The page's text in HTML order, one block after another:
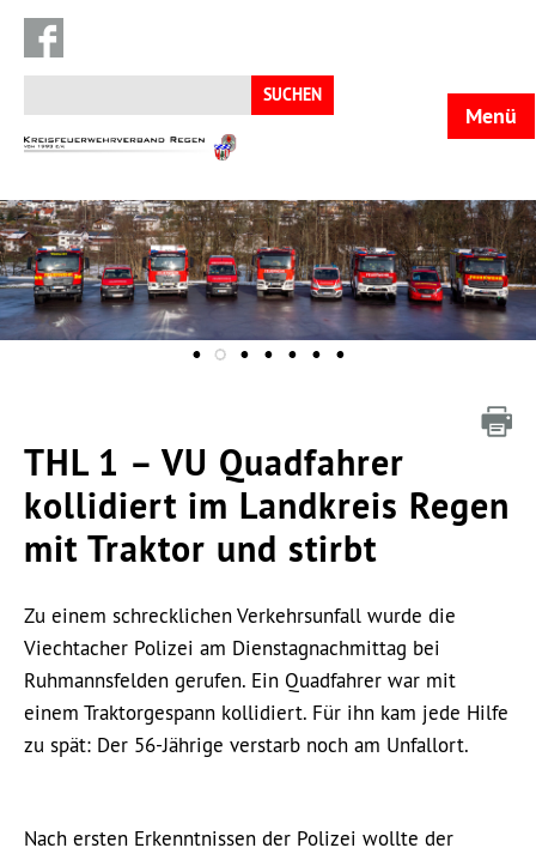
Suchen
nach:
KFV
Menü
THL 1 – VU Quadfahrer
kollidiert im Landkreis Regen
mit Traktor und stirbt
Zu einem schrecklichen Verkehrsunfall wurde die
Viechtacher Polizei am Dienstagnachmittag bei
Ruhmannsfelden gerufen. Ein Quadfahrer war mit
einem Traktorgespann kollidiert. Für ihn kam jede Hilfe
zu spät: Der 56-Jährige verstarb noch am Unfallort.
Nach ersten Erkenntnissen der Polizei wollte der